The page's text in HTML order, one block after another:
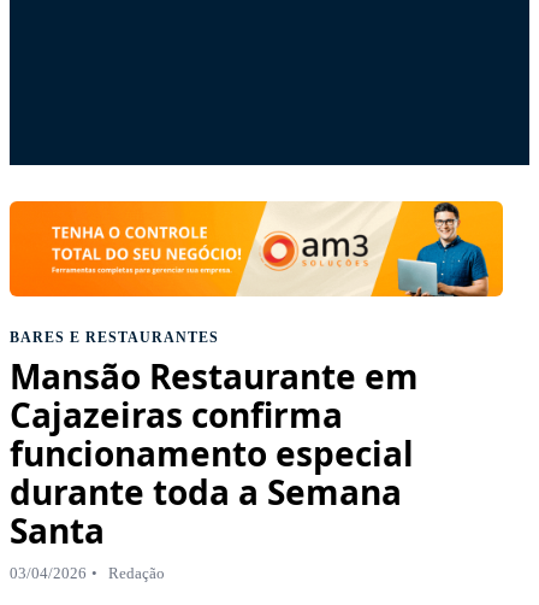
BARES E RESTAURANTES
Mansão Restaurante em
Cajazeiras confirma
funcionamento especial
durante toda a Semana
Santa
03/04/2026 Redação